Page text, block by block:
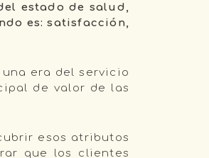
estado de salud,
es: satisfacción,
era del servicio
de valor de las
esos atributos
que los clientes